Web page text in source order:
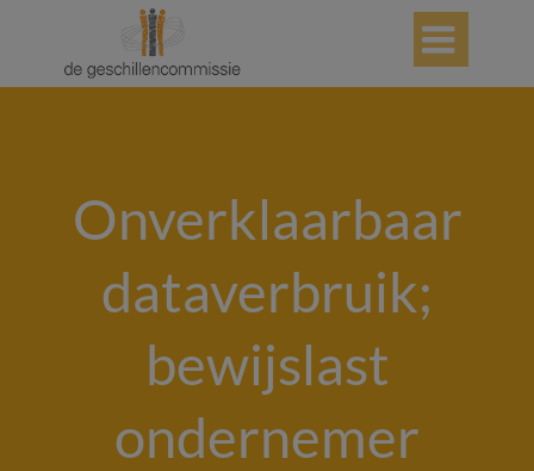

Onverklaarbaar
dataverbruik;
bewijslast
ondernemer